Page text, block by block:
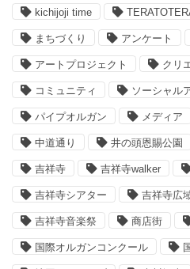
kichijoji time
まちづくり アンケート
アートプロジェクト クリ
コミュニティ ソーシャル
パイプオルガン メディア
中道通り 井の頭恩賜公園
吉祥寺 吉祥寺walker
吉祥寺シアター 吉祥寺広
吉祥寺音楽祭 商店街
国際オルガンコンクール